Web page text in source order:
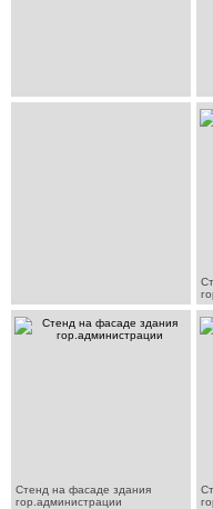
Стенд на фасаде здания
гор.администрации